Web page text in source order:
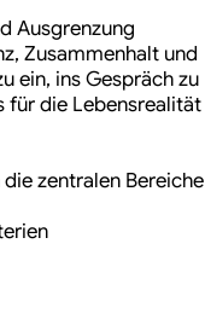
Ausgrenzung
Zusammenhalt und
ein, ins Gespräch zu
für die Lebensrealität
zentralen Bereiche